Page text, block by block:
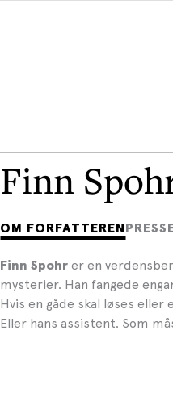
Finn
OM FORFATTEREN
Finn Spohr er en
mysterier. Han fangede
Hvis en gåde skal løses
Eller hans assistent. Som